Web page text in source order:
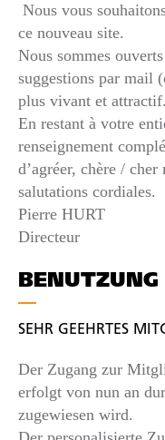
Nous vous
ce nouveau site.
Nous sommes
suggestions par mail
plus vivant et attractif.
En restant à votre
renseignement
d’agréer, chère /
salutations cordiales.
Pierre HURT
Directeur
SEHR GEEHRTES
Der Zugang zur
erfolgt von nun an
zugewiesen wird.